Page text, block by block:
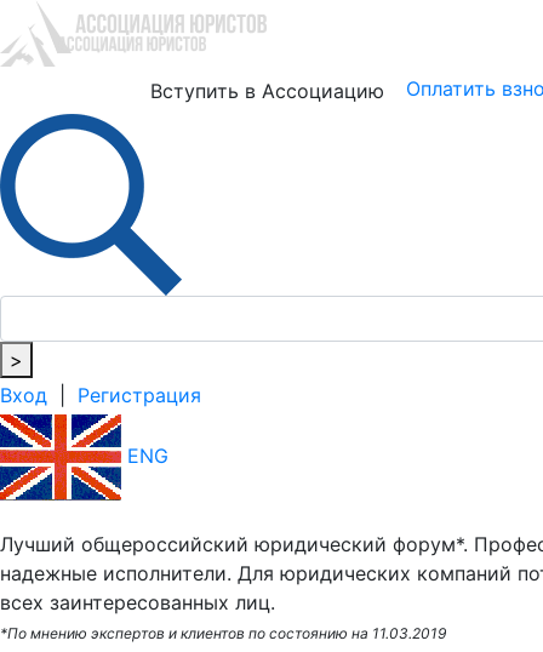
Вступить в Ассоциацию Оплатить
>
Вход
Регистрация
ENG
Лучший общероссийский юридический форум*.
надежные исполнители. Для юридических компаний
всех заинтересованных лиц.
*По мнению экспертов и клиентов по состоянию на 11.03.2019